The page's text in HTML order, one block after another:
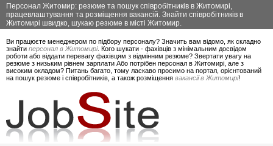
Персонал Житомир: резюме та пошук співробітників в Житомирі,
працевлаштування та розміщення вакансій. Знайти співробітників в
Житомирі швидко, шукаю резюме в місті Житомир.
Ви працюєте менеджером по підбору персоналу? Значить вам відомо, як складно
знайти персонал в Житомирі. Кого шукати - фахівців з мінімальним досвідом
роботи або віддати перевагу фахівцям з відмінним резюме? Звертати увагу на
резюме з низьким рівнем зарплати Або потрібен персонал в Житомирі, але з
високим окладом? Питань багато, тому ласкаво просимо на портал, орієнтований
на пошук резюме і співробітників, а також розміщення вакансії в Житомирі!